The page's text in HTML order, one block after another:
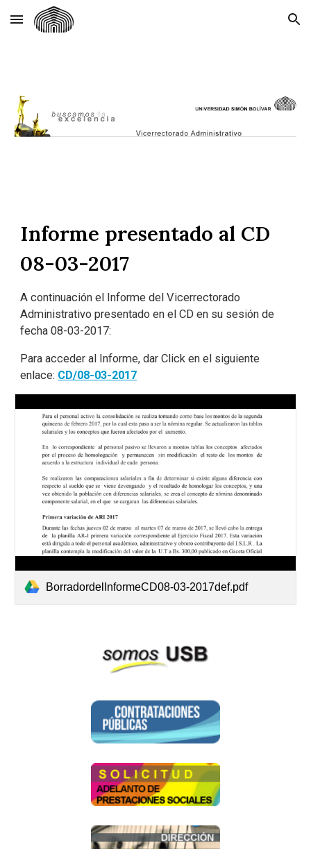
Skip to main content Skip to navigation
Informe presentado al CD
08-03-2017
A continuación el Informe del Vicerrectorado
Administrativo presentado en el CD en su sesión de
fecha 08-03-2017:
Para acceder al Informe, dar Click en el siguiente
enlace: CD/08-03-2017
BorradordelInformeCD08-03-2017def.pdf